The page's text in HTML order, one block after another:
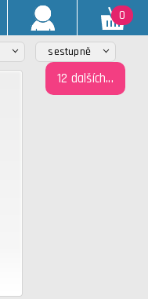
0
sestupně
12 dalších...